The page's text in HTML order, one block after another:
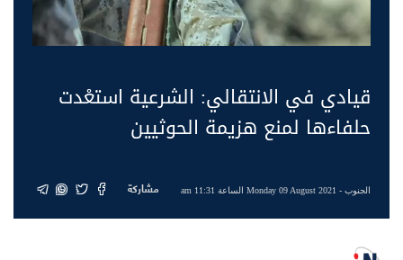
قيادي في الانتقالي: الشرعية استعْدت
حلفاءها لمنع هزيمة الحوثيين
الجنوب- Monday 09 August 2021 الساعة 11:31 am مشاركة